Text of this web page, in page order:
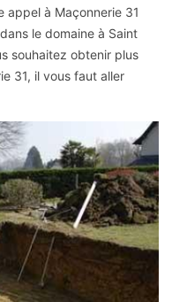
appel à Maçonnerie 31
le domaine à Saint
souhaitez obtenir plus
31, il vous faut aller